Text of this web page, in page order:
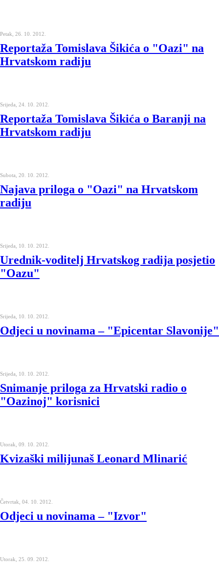
Petak, 26. 10. 2012.
Reportaža Tomislava Šikića o "Oazi" na
Hrvatskom radiju
Srijeda, 24. 10. 2012.
Reportaža Tomislava Šikića o Baranji na
Hrvatskom radiju
Subota, 20. 10. 2012.
Najava priloga o "Oazi" na Hrvatskom
radiju
Srijeda, 10. 10. 2012.
Urednik-voditelj Hrvatskog radija posjetio
"Oazu"
Srijeda, 10. 10. 2012.
Odjeci u novinama – "Epicentar Slavonije"
Srijeda, 10. 10. 2012.
Snimanje priloga za Hrvatski radio o
"Oazinoj" korisnici
Utorak, 09. 10. 2012.
Kvizaški milijunaš Leonard Mlinarić
Četvrtak, 04. 10. 2012.
Odjeci u novinama – "Izvor"
Utorak, 25. 09. 2012.